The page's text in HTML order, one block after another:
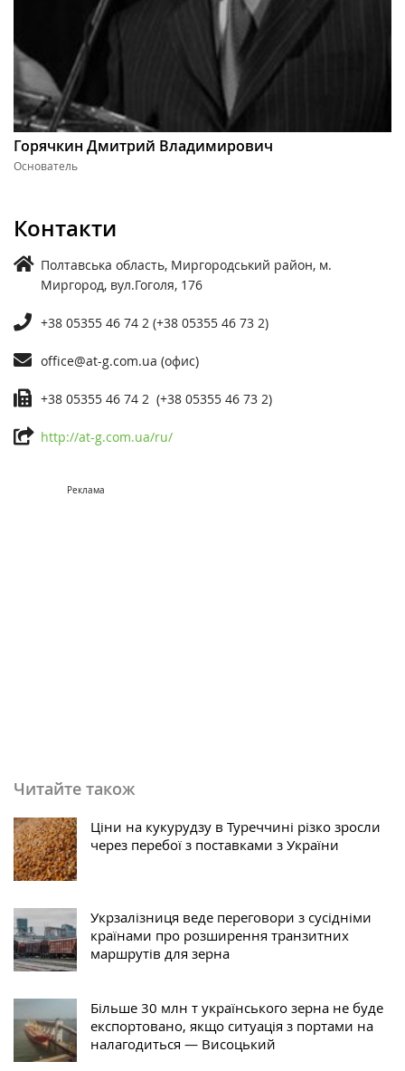
Горячкин Дмитрий Владимирович
Основатель
Контакти
Полтавська область, Миргородський район, м.
Миргород, вул.Гоголя, 176
+38 05355 46 74 2 (+38 05355 46 73 2)
office@at-g.com.ua (офис)
+38 05355 46 74 2 (+38 05355 46 73 2)
http://at-g.com.ua/ru/
Реклама
Читайте також
Ціни на кукурудзу в Туреччині різко зросли
через перебої з поставками з України
Укрзалізниця веде переговори з сусідніми
країнами про розширення транзитних
маршрутів для зерна
Більше 30 млн т українського зерна не буде
експортовано, якщо ситуація з портами на
налагодиться — Висоцький